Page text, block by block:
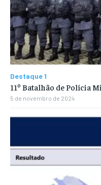
Destaque 1
11º Batalhão de Polícia
5 de novembro de 2024